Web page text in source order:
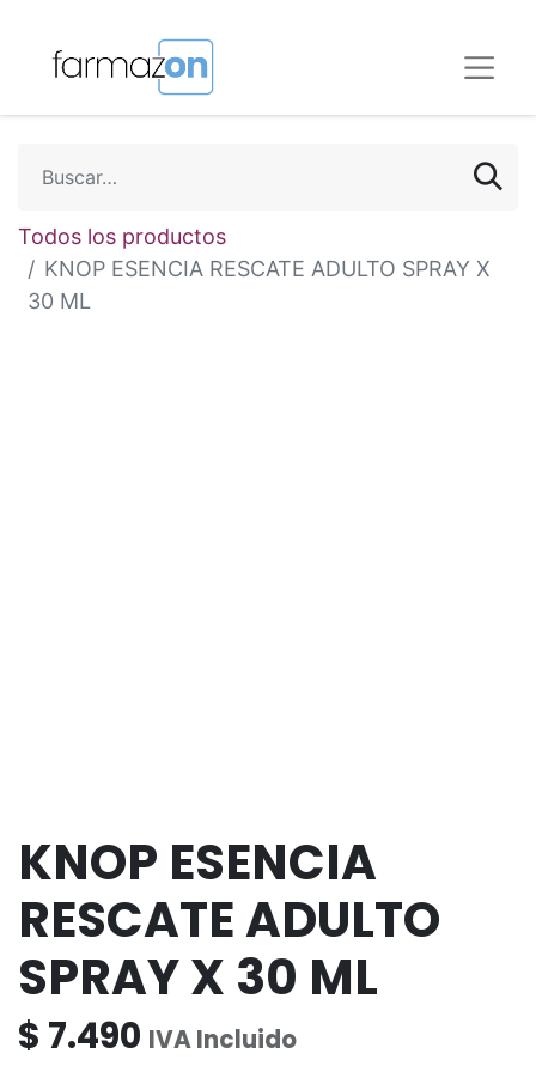
Todos los productos
KNOP ESENCIA RESCATE ADULTO SPRAY X
30 ML
KNOP ESENCIA
RESCATE ADULTO
SPRAY X 30 ML
$ 7.490 IVA Incluido